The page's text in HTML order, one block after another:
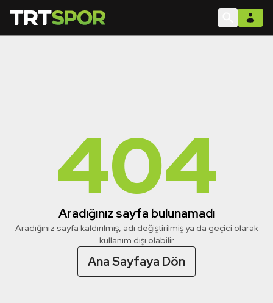
404
Aradığınız sayfa bulunamadı
Aradığınız sayfa kaldırılmış, adı değiştirilmiş ya da geçici olarak
kullanım dışı olabilir
Ana Sayfaya Dön